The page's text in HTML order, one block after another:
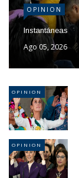
OPINION
Instantáneas
Ago 05, 2026
OPINION
OPINION